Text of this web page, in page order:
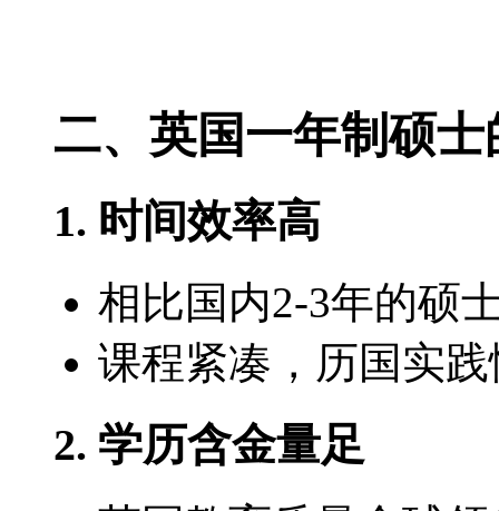
二、英国一年制硕
1. 时间效率高
相比国内2-3年的硕
课程紧凑，历国实
2. 学历含金量足